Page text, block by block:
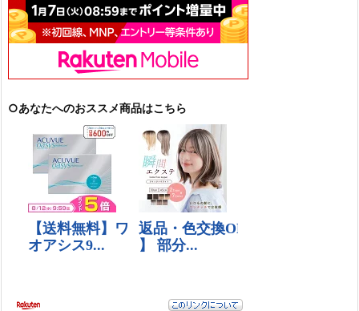
○あなたへのおススメ商品はこちら